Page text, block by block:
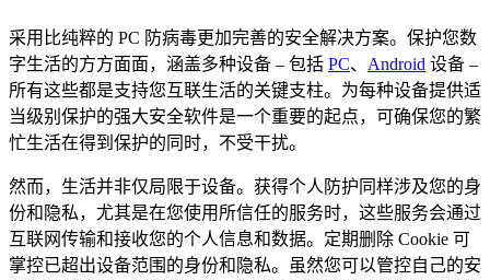
采用比纯粹的 PC 防病毒更加完善的安全解决方案。保护您数
字生活的方方面面，涵盖多种设备 – 包括 PC、 Android 设备 –
所有这些都是支持您互联生活的关键支柱。为每种设备提供适
当级别保护的强大安全软件是一个重要的起点，可确保您的繁
忙生活在得到保护的同时，不受干扰。
然而，生活并非仅局限于设备。获得个人防护同样涉及您的身
份和隐私，尤其是在您使用所信任的服务时，这些服务会通过
互联网传输和接收您的个人信息和数据。定期删除 Cookie 可
掌控已超出设备范围的身份和隐私。虽然您可以管控自己的安